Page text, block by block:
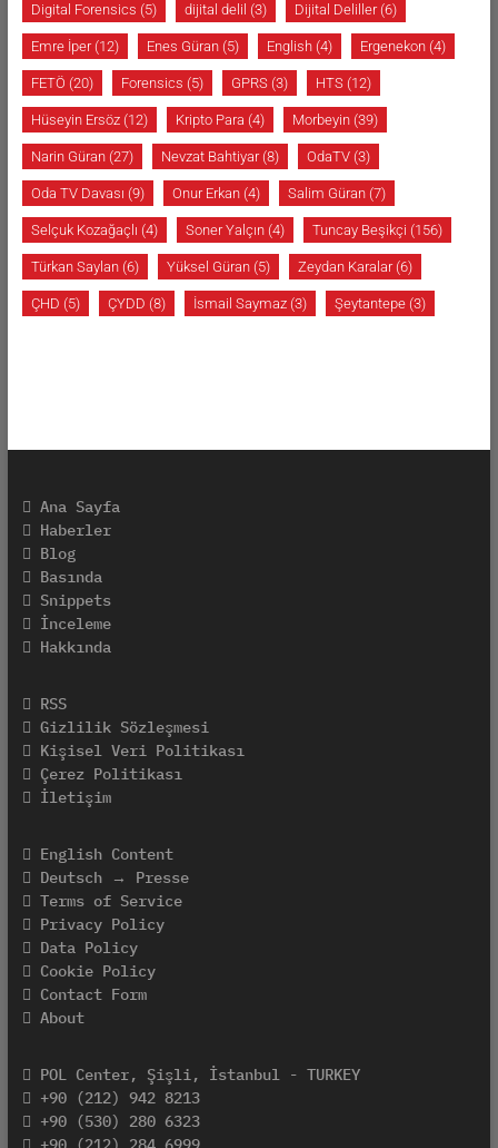
Digital Forensics (5) dijital delil (3) Dijital Deliller(6)
Emre İper(12) Enes Güran(5) English(4) Ergenekon(4)
FETÖ (20) Forensics (5) GPRS(3) HTS(12)
Hüseyin Ersöz(12) Kripto Para (4) Morbeyin(39)
Narin Güran(27) Nevzat Bahtiyar(8) OdaTV(3)
Oda TV Davası (9) Onur Erkan(4) Salim Güran(7)
Selçuk Kozağaçlı (4) Soner Yalçın(4) Tuncay Beşikçi (156)
Türkan Saylan(6) Yüksel Güran(5) Zeydan Karalar(6)
ÇHD (5) ÇYDD (8) İsmail Saymaz(3) Şeytantepe(3)
Ana Sayfa
Haberler
Blog
Basında
Snippets
İnceleme
Hakkında
RSS
Gizlilik Sözleşmesi
Kişisel Veri Politikası
Çerez Politikası
İletişim
English Content
Deutsch → Presse
Terms of Service
Privacy Policy
Data Policy
Cookie Policy
Contact Form
About
POL Center, Şişli, İstanbul - TURKEY
+90 (212) 942 8213
+90 (530) 280 6323